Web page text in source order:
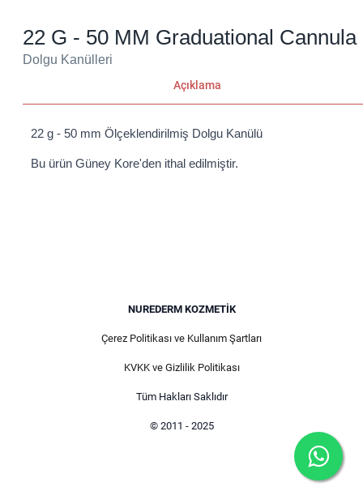
22 G - 50 MM Graduational Cannula
Dolgu Kanülleri
Açıklama
22 g - 50 mm Ölçeklendirilmiş Dolgu Kanülü
Bu ürün Güney Kore'den ithal edilmiştir.
NUREDERM KOZMETIK
Çerez Politikası ve Kullanım Şartları
KVKK ve Gizlilik Politikası
Tüm Hakları Saklıdır
© 2011 - 2025